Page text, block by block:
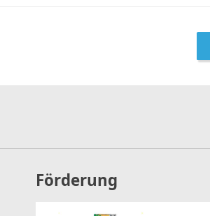
Förderung